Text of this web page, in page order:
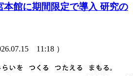
本館に期間限定で導入 研究の
11:18 ）